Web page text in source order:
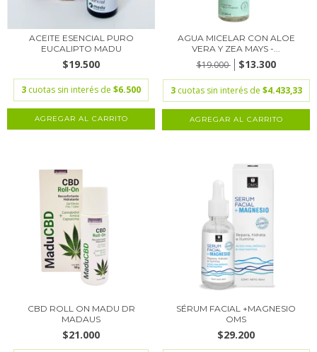
ACEITE ESENCIAL PURO
EUCALIPTO MADU
$19.500
3 cuotas sin interés de $6.500
AGUA MICELAR CON ALOE
VERA Y ZEA MAYS -...
$19.000 $13.300
3 cuotas sin interés de $4.433,33
CBD ROLL ON MADU DR
MADAUS
$21.000
SÉRUM FACIAL +MAGNESIO
OMS
$29.200